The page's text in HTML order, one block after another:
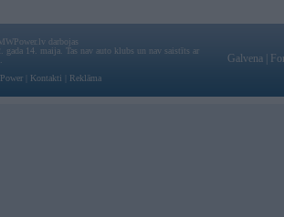
darbojas
gada 14. maija. Tas nav auto klubs un nav saistīts ar
Kontakti Reklāma
Galvena